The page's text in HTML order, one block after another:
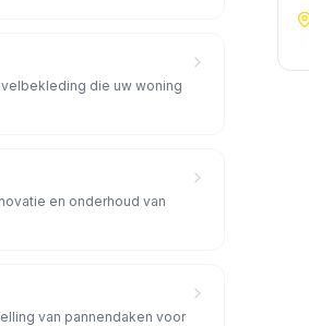
die uw woning
en onderhoud van
van pannendaken voor